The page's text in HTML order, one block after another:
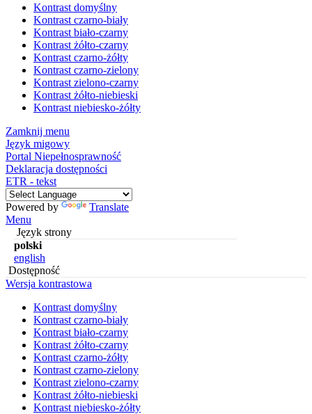
Kontrast domyślny
Kontrast czarno-biały
Kontrast biało-czarny
Kontrast żółto-czarny
Kontrast czarno-żółty
Kontrast czarno-zielony
Kontrast zielono-czarny
Kontrast żółto-niebieski
Kontrast niebiesko-żółty
Zamknij menu
Język migowy
Portal Niepełnosprawność
Deklaracja dostępności
ETR - tekst
Powered by
Translate
Menu
Język strony
polski
english
Dostępność
Wersja kontrastowa
Kontrast domyślny
Kontrast czarno-biały
Kontrast biało-czarny
Kontrast żółto-czarny
Kontrast czarno-żółty
Kontrast czarno-zielony
Kontrast zielono-czarny
Kontrast żółto-niebieski
Kontrast niebiesko-żółty